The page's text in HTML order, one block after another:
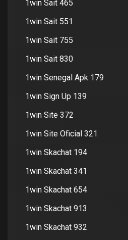
1win Sait 465
1win Sait 551
1win Sait 755
1win Sait 830
1win Senegal Apk 179
1win Sign Up 139
1win Site 372
1win Site Oficial 321
1win Skachat 194
1win Skachat 341
1win Skachat 654
1win Skachat 913
1win Skachat 932